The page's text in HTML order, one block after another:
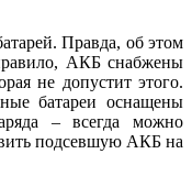
Правда, об этом
АКБ снабжены
не допустит этого.
батареи оснащены
– всегда можно
подсевшую АКБ на